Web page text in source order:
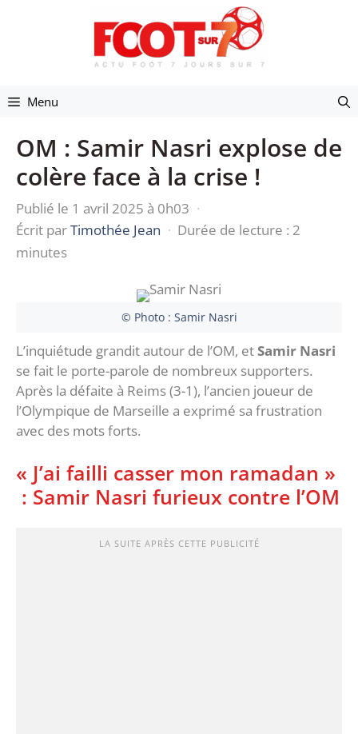
Menu
OM : Samir Nasri explose de
colère face à la crise !
Publié le 1 avril 2025 à 0h03 ·
Écrit parTimothée Jean · Durée de lecture : 2
minutes
© Photo : Samir Nasri
L’inquiétude grandit autour de l’OM, etSamir Nasri
se fait le porte-parole de nombreux supporters.
Après la défaite à Reims (3-1), l’ancien joueur de
l’Olympique de Marseille a exprimé sa frustration
avec des mots forts.
« J’ai failli casser mon ramadan »
: Samir Nasri furieux contre l’OM
LA SUITE APRÈS CETTE PUBLICITÉ